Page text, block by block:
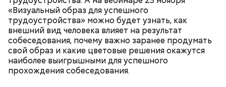
«Визуальный образ для успешного
трудоустройства» можно будет узнать, как
внешний вид человека влияет на результат
собеседования, почему важно заранее продумать
свой образ и какие цветовые решения окажутся
наиболее выигрышными для успешного
прохождения собеседования.